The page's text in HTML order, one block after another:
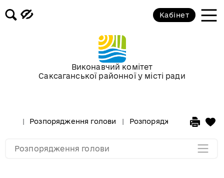
Виконавчий комітет
Саксаганської районної у місті ради
Кабінет
Розпорядження голови Розпорядження голови
Розпорядження голови
Розпорядження голови за 2017 рік